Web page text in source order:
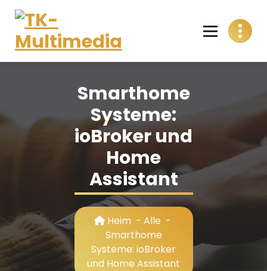
Skip
content
T
M
i
m
e
Smarthome
Systeme:
ioBroker und
Home
Assistant
Heim- Alle-
Smarthome
Systeme: ioBroker
und Home Assistant